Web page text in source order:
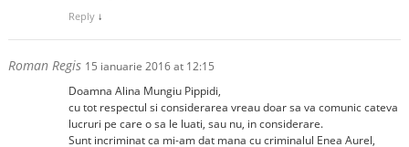
Reply ↓
Roman Regis 15 ianuarie 2016 at 12:15
Doamna Alina Mungiu Pippidi,
cu tot respectul si considerarea vreau doar sa va comunic cateva
lucruri pe care o sa le luati, sau nu, in considerare.
Sunt incriminat ca mi-am dat mana cu criminalul Enea Aurel,